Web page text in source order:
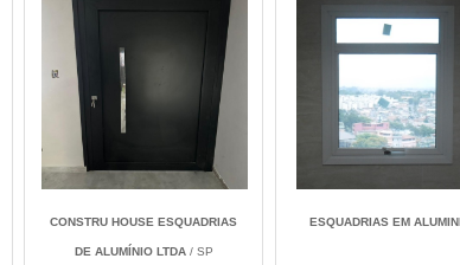
CONSTRU HOUSE ESQUADRIAS
DE ALUMÍNIO LTDA/ SP
ESQUADRIAS EM